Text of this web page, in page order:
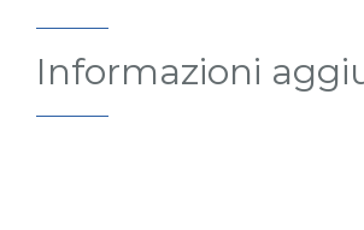
Informazioni